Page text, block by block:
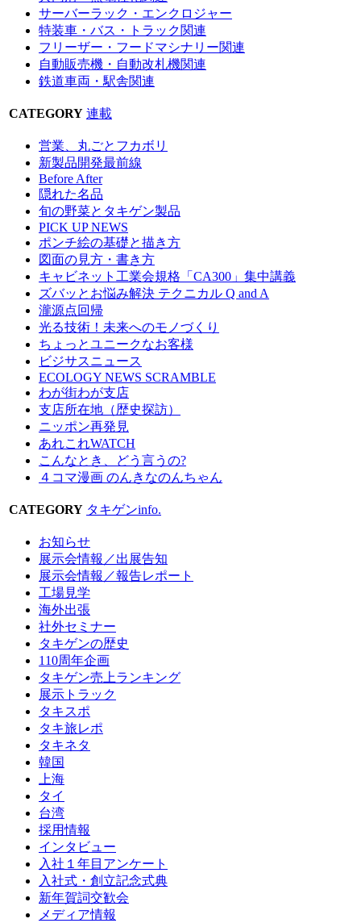
サーバーラック・エンクロジャー
特装車・バス・トラック関連
フリーザー・フードマシナリー関連
自動販売機・自動改札機関連
鉄道車両・駅舎関連
CATEGORY 連載
営業、丸ごとフカボリ
新製品開発最前線
Before After
隠れた名品
旬の野菜とタキゲン製品
PICK UP NEWS
ポンチ絵の基礎と描き方
図面の見方・書き方
キャビネット工業会規格「CA300」集中講義
ズバッとお悩み解決 テクニカル Q and A
瀧源点回帰
光る技術！未来へのモノづくり
ちょっとユニークなお客様
ビジサスニュース
ECOLOGY NEWS SCRAMBLE
わが街わが支店
支店所在地（歴史探訪）
ニッポン再発見
あれこれWATCH
こんなとき、どう言うの?
４コマ漫画 のんきなのんちゃん
CATEGORY タキゲンinfo.
お知らせ
展示会情報／出展告知
展示会情報／報告レポート
工場見学
海外出張
社外セミナー
タキゲンの歴史
110周年企画
タキゲン売上ランキング
展示トラック
タキスポ
タキ旅レポ
タキネタ
韓国
上海
タイ
台湾
採用情報
インタビュー
入社１年目アンケート
入社式・創立記念式典
新年賀詞交歓会
メディア情報